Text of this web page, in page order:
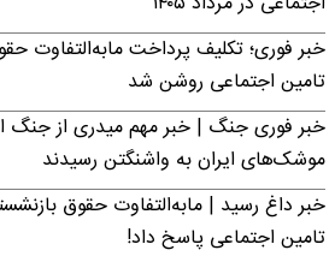
خبر فوری؛ تکلیف پرداخت مابه‌التفاوت
تامین اجتماعی روشن شد
خبر فوری جنگ | خبر مهم میدری از جنگ
موشک‌های ایران به واشنگتن رسیدند
خبر داغ رسید | مابه‌التفاوت حقوق
تامین اجتماعی پاسخ داد!